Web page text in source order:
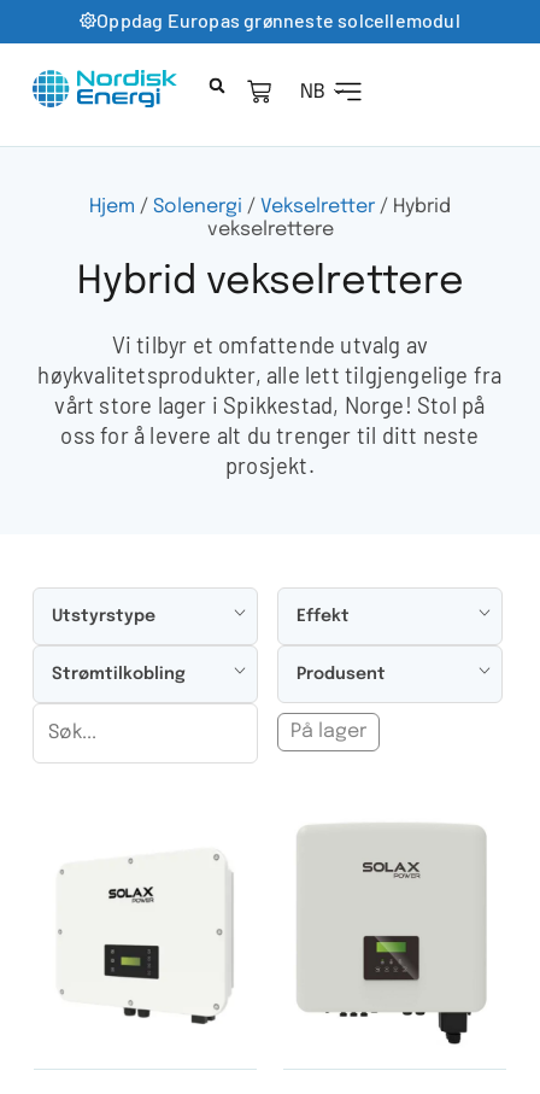
Oppdag Europas grønneste solcellemodul
NB
Hjem / Solenergi / Vekselretter / Hybrid
vekselrettere
Hybrid vekselrettere
Vi tilbyr et omfattende utvalg av
høykvalitetsprodukter, alle lett tilgjengelige fra
vårt store lager i Spikkestad, Norge! Stol på
oss for å levere alt du trenger til ditt neste
prosjekt.
Utstyrstype Effekt
Strømtilkobling Produsent
På lager